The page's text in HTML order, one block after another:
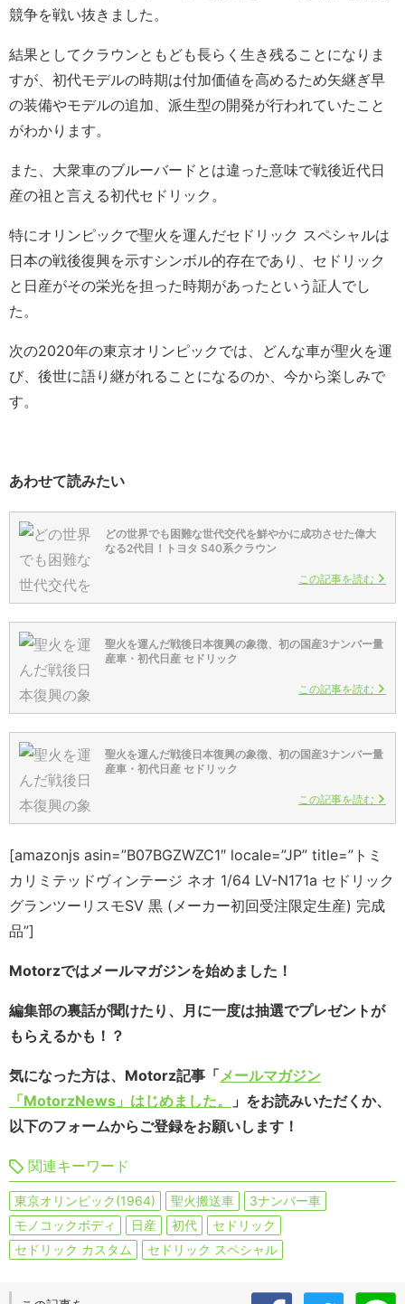
競争を戦い抜きました。
結果としてクラウンともども長らく生き残ることになりま
すが、初代モデルの時期は付加価値を高めるため矢継ぎ早
の装備やモデルの追加、派生型の開発が行われていたこと
がわかります。
また、大衆車のブルーバードとは違った意味で戦後近代日
産の祖と言える初代セドリック。
特にオリンピックで聖火を運んだセドリック スペシャルは
日本の戦後復興を示すシンボル的存在であり、セドリック
と日産がその栄光を担った時期があったという証人でし
た。
次の2020年の東京オリンピックでは、どんな車が聖火を運
び、後世に語り継がれることになるのか、今から楽しみで
す。
あわせて読みたい
どの世界でも困難な世代交代を鮮やかに成功させた偉大
なる2代目！トヨタ S40系クラウン
この記事を読む
聖火を運んだ戦後日本復興の象徴、初の国産3ナンバー量
産車・初代日産 セドリック
この記事を読む
聖火を運んだ戦後日本復興の象徴、初の国産3ナンバー量
産車・初代日産 セドリック
この記事を読む
[amazonjs asin=”B07BGZWZC1″ locale=”JP” title=”トミ
カリミテッドヴィンテージ ネオ 1/64 LV-N171a セドリック
グランツーリスモSV 黒 (メーカー初回受注限定生産) 完成
品”]
Motorzではメールマガジンを始めました！
編集部の裏話が聞けたり、月に一度は抽選でプレゼントが
もらえるかも！？
気になった方は、Motorz記事「メールマガジン
「MotorzNews」はじめました。
」をお読みいただくか、
以下のフォームからご登録をお願いします！
関連キーワード
東京オリンピック(1964) 聖火搬送車
3ナンバー車
モノコックボディ
日産 初代
セドリック
セドリック カスタム
セドリック スペシャル